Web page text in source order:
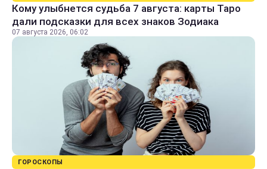
Кому улыбнется судьба 7 августа: карты Таро
дали подсказки для всех знаков Зодиака
07 августа 2026, 06:02
ГОРОСКОПЫ